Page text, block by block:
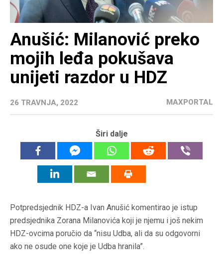
Anušić: Milanović preko
mojih leđa pokušava
unijeti razdor u HDZ
26 TRAVNJA, 2022 MAXPORTAL
Širi dalje
Potpredsjednik HDZ-a Ivan Anušić komentirao je istup
predsjednika Zorana Milanovića koji je njemu i još nekim
HDZ-ovcima poručio da “nisu Udba, ali da su odgovorni
ako ne osude one koje je Udba hranila”.